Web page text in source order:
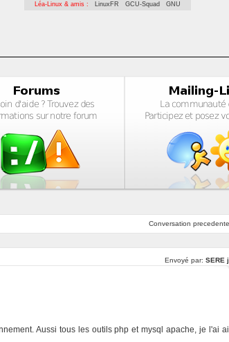
Léa-Linux & amis : LinuxFR GCU-Squad GNU
Conversation precedente
Envoyé par: SERE
Aussi tous les outils php et mysql apache, je l'ai ai